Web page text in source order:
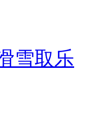
雪取乐